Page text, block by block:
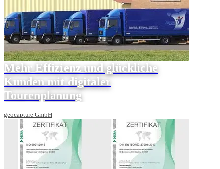
Mehr Effizienz und glückliche
Kunden mit digitaler
Tourenplanung
geocapture GmbH